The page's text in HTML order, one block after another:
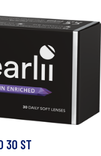
30 ST